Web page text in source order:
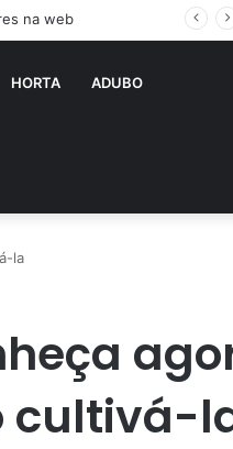
na web
HORTA ADUBO
la
cultivá-